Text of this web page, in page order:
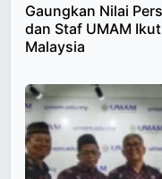
Gaungkan Nilai
dan Staf UMAM
Malaysia